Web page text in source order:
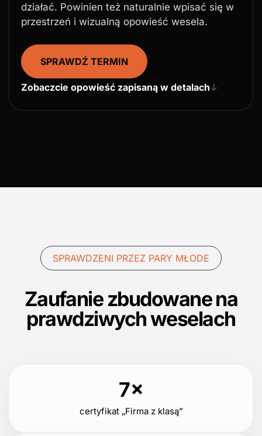
działać. Powinien też naturalnie wpisać się w
przestrzeń i wizualną opowieść wesela.
SPRAWDŹ TERMIN
Zobaczcie opowieść zapisaną w detalach↓
SPRAWDZENI PRZEZ PARY MŁODE
Zaufanie zbudowane na
prawdziwych weselach
7×
certyfikat „Firma z klasą”